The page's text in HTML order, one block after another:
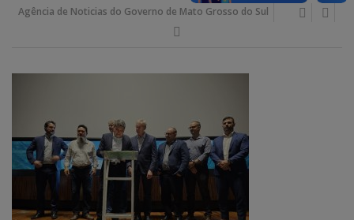
Agência de Noticias do Governo de Mato Grosso do Sul